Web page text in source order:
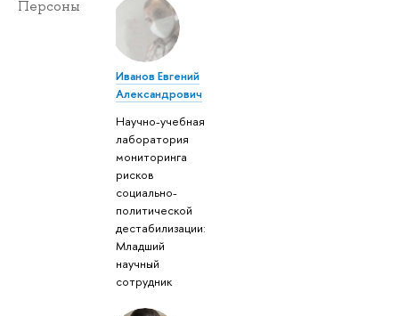
Персоны
Иванов Евгений
Александрович
Научно-учебная
лаборатория
мониторинга
рисков
социально-
политической
дестабилизации:
Младший
научный
сотрудник